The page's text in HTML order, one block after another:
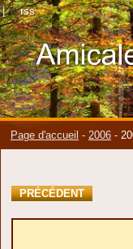
Page d'accueil - 2006 -
PRÉCÉDENT
| rss